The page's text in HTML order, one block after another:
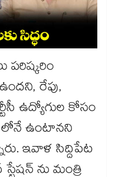
పరిష్కరిం
రేపు,
ఉద్యోగుల కోసం
ఉంటానని
ఇవాళ సిద్దిపేట
ను మంత్రి